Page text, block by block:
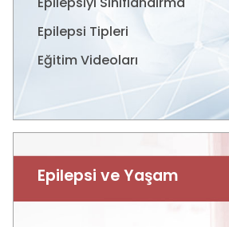
Epilepsi Tipleri
Eğitim Videoları
Epilepsi ve Yaşam